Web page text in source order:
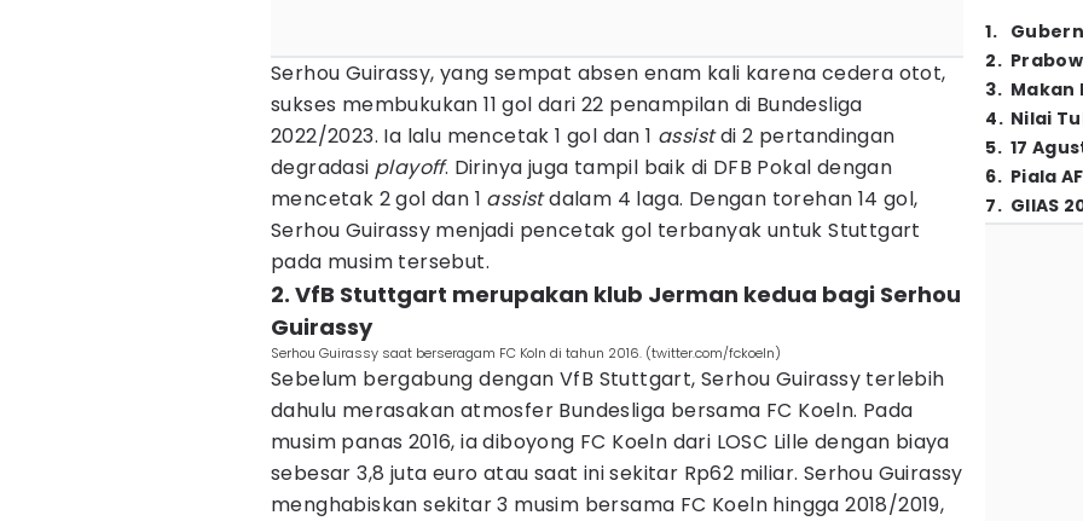
Serhou Guirassy, yang sempat absen enam kali karena cedera otot,
sukses membukukan 11 gol dari 22 penampilan di Bundesliga
2022/2023. Ia lalu mencetak 1 gol dan 1 assistdi 2 pertandingan
degradasi playoff. Dirinya juga tampil baik di DFB Pokal dengan
mencetak 2 gol dan 1 assistdalam 4 laga. Dengan torehan 14 gol,
Serhou Guirassy menjadi pencetak gol terbanyak untuk Stuttgart
pada musim tersebut.
2. VfB Stuttgart merupakan klub Jerman kedua bagi Serhou
Guirassy
Serhou Guirassy saat berseragam FC Koln di tahun 2016. (twitter.com/fckoeln)
Sebelum bergabung dengan VfB Stuttgart, Serhou Guirassy terlebih
dahulu merasakan atmosfer Bundesliga bersama FC Koeln. Pada
musim panas 2016, ia diboyong FC Koeln dari LOSC Lille dengan biaya
sebesar 3,8 juta euro atau saat ini sekitar Rp62 miliar. Serhou Guirassy
menghabiskan sekitar 3 musim bersama FC Koeln hingga 2018/2019,
1.
2.
3. Makan
4. Nilai
5. 17
6. Piala
7. GIIAS